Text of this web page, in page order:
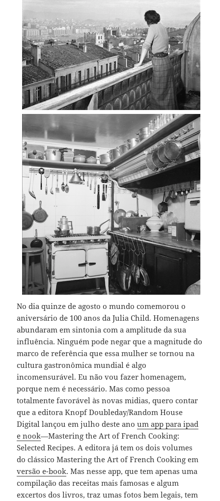
No dia quinze de agosto o mundo comemorou o
aniversário de 100 anos da Julia Child. Homenagens
abundaram em sintonia com a amplitude da sua
influência. Ninguém pode negar que a magnitude do
marco de referência que essa mulher se tornou na
cultura gastronômica mundial é algo
incomensurável. Eu não vou fazer homenagem,
porque nem é necessário. Mas como pessoa
totalmente favorável às novas midias, quero contar
que a editora Knopf Doubleday/Random House
Digital lançou em julho deste anoum app para ipad
e nook—Mastering the Art of French Cooking:
Selected Recipes. A editora já tem os dois volumes
do clássico Mastering the Art of French Cooking em
versão e-book. Mas nesse app, que tem apenas uma
compilação das receitas mais famosas e algum
excertos dos livros, traz umas fotos bem legais, tem